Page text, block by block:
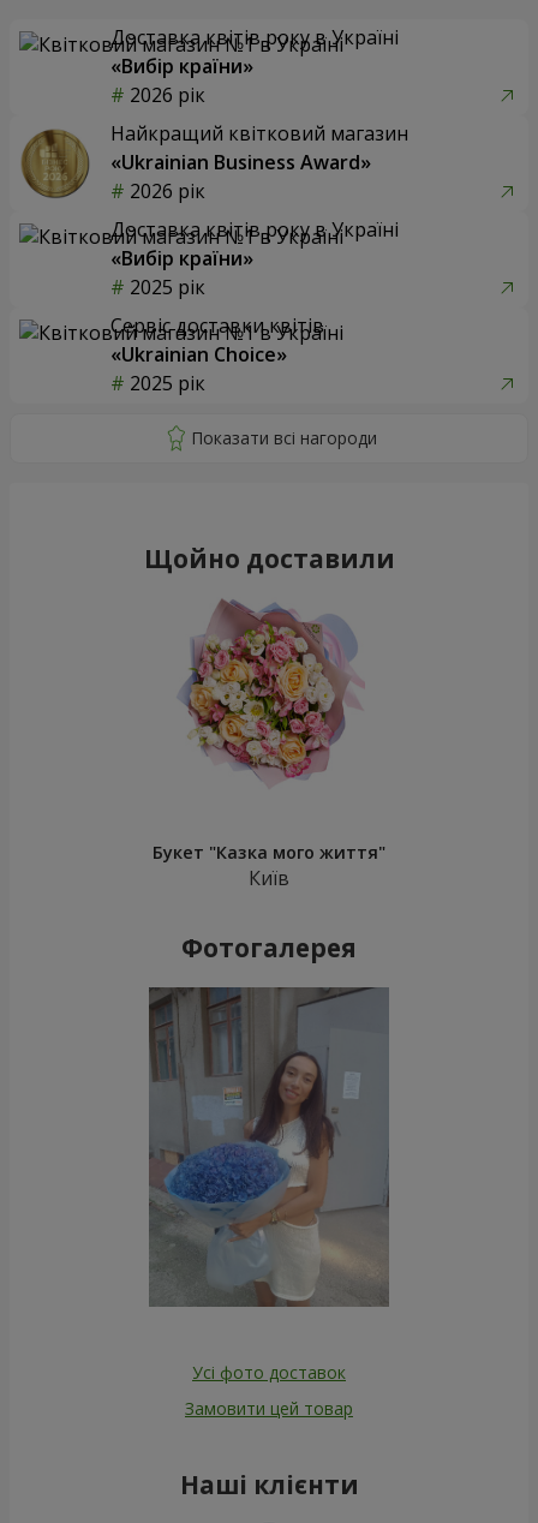
Доставка квітів року в Україні
«Вибір країни»
2026 рік
Найкращий квітковий магазин
«Ukrainian Business Award»
2026 рік
Доставка квітів року в Україні
«Вибір країни»
2025 рік
Сервіс доставки квітів
«Ukrainian Choice»
2025 рік
Щойно доставили
Букет "Казка мого життя"
Київ
Фотогалерея
Усі фото доставок
Замовити цей товар
Наші клієнти